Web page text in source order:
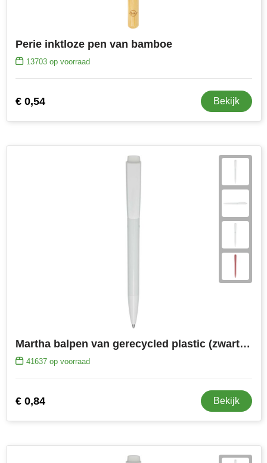
Perie inktloze pen van bamboe
13703op voorraad
€ 0,54 Bekijk
Martha balpen van gerecycled plastic (zwarte inkt)
41637op voorraad
€ 0,84 Bekijk